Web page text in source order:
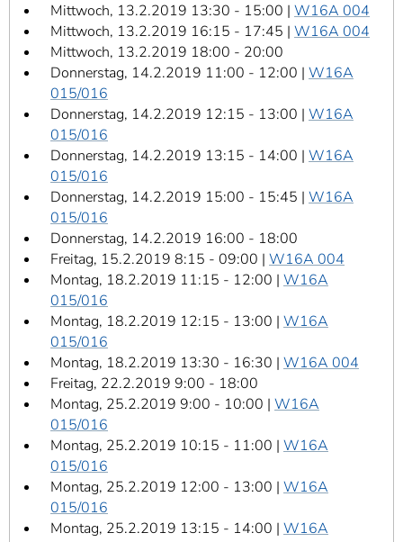
Mittwoch, 13.2.2019 13:30 - 15:00 | W16A 004
Mittwoch, 13.2.2019 16:15 - 17:45 | W16A 004
Mittwoch, 13.2.2019 18:00 - 20:00
Donnerstag, 14.2.2019 11:00 - 12:00 | W16A
015/016
Donnerstag, 14.2.2019 12:15 - 13:00 | W16A
015/016
Donnerstag, 14.2.2019 13:15 - 14:00 | W16A
015/016
Donnerstag, 14.2.2019 15:00 - 15:45 | W16A
015/016
Donnerstag, 14.2.2019 16:00 - 18:00
Freitag, 15.2.2019 8:15 - 09:00 | W16A 004
Montag, 18.2.2019 11:15 - 12:00 | W16A
015/016
Montag, 18.2.2019 12:15 - 13:00 | W16A
015/016
Montag, 18.2.2019 13:30 - 16:30 | W16A 004
Freitag, 22.2.2019 9:00 - 18:00
Montag, 25.2.2019 9:00 - 10:00 | W16A
015/016
Montag, 25.2.2019 10:15 - 11:00 | W16A
015/016
Montag, 25.2.2019 12:00 - 13:00 | W16A
015/016
Montag, 25.2.2019 13:15 - 14:00 | W16A